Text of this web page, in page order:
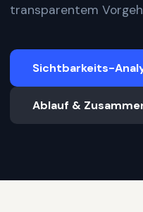
transparentem
Sichtbarkeits-
Ablauf &